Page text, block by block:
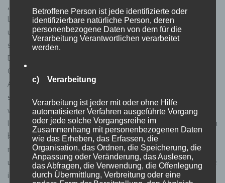
„Wir müssen uns treffen, heute Abend im Park“, schrieb ich
Leon. Er kam zu dem Ort und wir redeten. „Es tut mir so
unglaublich leid“, sagte ich. „Ich kann das aber nicht mehr“. Er
schaute mich verblüfft an. „Ist es wegen Liam?“, fragte er mich.
Das muss ich aber erst noch rausfinden. Ich hatte solche
Gefühle noch nie. „Nein, ja, ich weiß es nicht“, war meine
Antwort. „Du bist einfach nur ein guter Freund für mich. Ich
sehe dich einfach nicht als festen Freund. Es wäre nur fair, wenn
wir uns beide trennen.“ Er meinte okay, umarmte mich und ging.
Ich weinte. Ich wusste nicht, ob es Erleichterung war, oder doch
keine Erleichterung. Ich verlor einen guten Freund, weil ich
meine Gefühle für meinen besten Freund nicht mehr
unterdrücken konnte, die ich seit Jahren schon hatte. Ich glaube
ich machte zum ersten Mal alles richtig, denn es passierte mal
Betroffene Person ist jede identifizierte oder
identifizierbare natürliche Person, deren
personenbezogene Daten von dem für die
Verarbeitung Verantwortlichen verarbeitet
werden.
c) Verarbeitung
Verarbeitung ist jeder mit oder ohne Hilfe
automatisierter Verfahren ausgeführte Vorgang
oder jede solche Vorgangsreihe im
Zusammenhang mit personenbezogenen Daten
wie das Erheben, das Erfassen, die
Organisation, das Ordnen, die Speicherung, die
Anpassung oder Veränderung, das Auslesen,
das Abfragen, die Verwendung, die Offenlegung
durch Übermittlung, Verbreitung oder eine